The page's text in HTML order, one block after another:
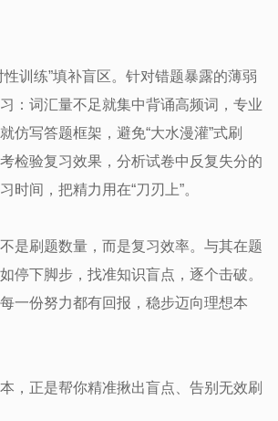
性训练”填补盲区。针对错题暴露的薄弱
：词汇量不足就集中背诵高频词，专业
仿写答题框架，避免“大水漫灌”式刷
检验复习效果，分析试卷中反复失分的
时间，把精力用在“刀刃上”。
是刷题数量，而是复习效率。与其在题
停下脚步，找准知识盲点，逐个击破。
一份努力都有回报，稳步迈向理想本
，正是帮你精准揪出盲点、告别无效刷